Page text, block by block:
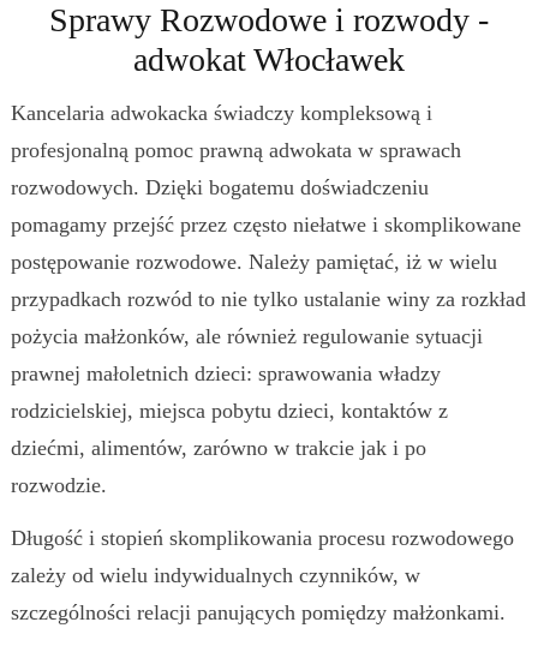
Sprawy Rozwodowe i rozwody -
adwokat Włocławek
Kancelaria adwokacka świadczy kompleksową i
profesjonalną pomoc prawną adwokata w sprawach
rozwodowych. Dzięki bogatemu doświadczeniu
pomagamy przejść przez często niełatwe i skomplikowane
postępowanie rozwodowe. Należy pamiętać, iż w wielu
przypadkach rozwód to nie tylko ustalanie winy za rozkład
pożycia małżonków, ale również regulowanie sytuacji
prawnej małoletnich dzieci: sprawowania władzy
rodzicielskiej, miejsca pobytu dzieci, kontaktów z
dziećmi, alimentów, zarówno w trakcie jak i po
rozwodzie.
Długość i stopień skomplikowania procesu rozwodowego
zależy od wielu indywidualnych czynników, w
szczególności relacji panujących pomiędzy małżonkami.